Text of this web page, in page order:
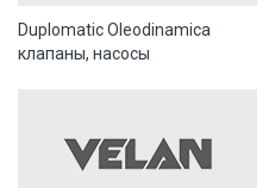
Duplomatic Oleodinamica
клапаны, насосы